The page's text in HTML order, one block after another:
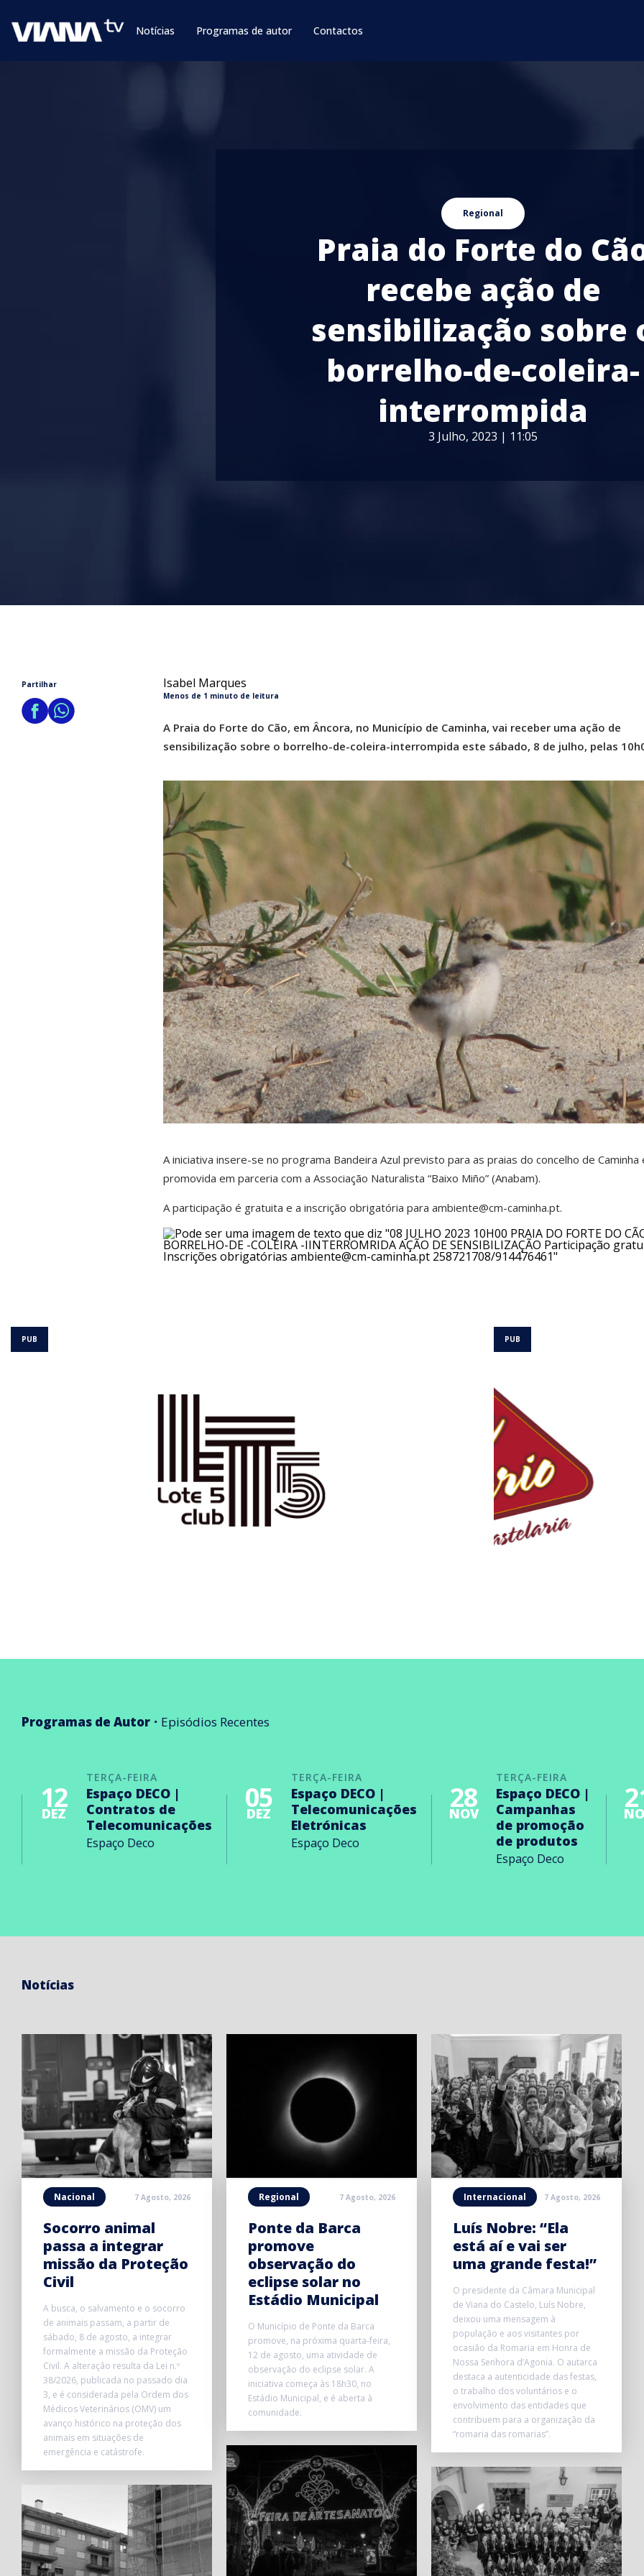
Notícias Programas de autor Contactos
Regional
Praia do Forte do
recebe ação de
sensibilização sobre
borrelho-de-coleira-
interrompida
3 Julho, 2023 | 11:05
Partilhar Isabel Marques
Menos de 1 minuto de leitura
A Praia do Forte do Cão, em Âncora, no Município de Caminha, vai receber uma ação de
sensibilização sobre o borrelho-de-coleira-interrompida este sábado, 8 de julho, pelas
A iniciativa insere-se no programa Bandeira Azul previsto para as praias do concelho de Caminha
promovida em parceria com a Associação Naturalista “Baixo Miño” (Anabam).
A participação é gratuita e a inscrição obrigatória para ambiente@cm-caminha.pt.
Programas de Autor Episódios Recentes
TERÇA-FEIRA
12
DEZ
Espaço DECO |
Contratos de
Telecomunicações
Espaço Deco
TERÇA-FEIRA
05
DEZ
Espaço DECO |
Telecomunicações
Eletrónicas
Espaço Deco
TERÇA-FEIRA
28
NOV
Espaço DECO |
Campanhas
de promoção
de produtos
Espaço Deco
Notícias
Nacional 7 Agosto, 2026
Socorro animal
passa a integrar
missão da Proteção
Civil
A busca, o salvamento e o socorro
de animais passam, a partir de
sábado, 8 de agosto, a integrar
formalmente a missão da Proteção
Civil. A alteração resulta da Lei n.º
38/2026, publicada no passado dia
3, e é considerada pela Ordem dos
Médicos Veterinários (OMV) um
avanço histórico na proteção dos
animais em situações de
emergência e catástrofe.
Regional 7 Agosto, 2026
Ponte da Barca
promove
observação do
eclipse solar no
Estádio Municipal
O Município de Ponte da Barca
promove, na próxima quarta-feira,
12 de agosto, uma atividade de
observação do eclipse solar. A
iniciativa começa às 18h30, no
Estádio Municipal, e é aberta à
comunidade.
Internacional 7 Agosto, 2026
Luís Nobre: “Ela
está aí e vai ser
uma grande festa!”
O presidente da Câmara Municipal
de Viana do Castelo, Luís Nobre,
deixou uma mensagem à
população e aos visitantes por
ocasião da Romaria em Honra de
Nossa Senhora d’Agonia. O autarca
destaca a autenticidade das festas,
o trabalho dos voluntários e o
envolvimento das entidades que
contribuem para a organização da
“romaria das romarias”.